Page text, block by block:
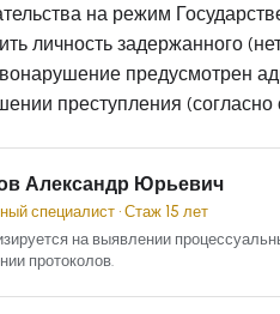
на режим
личность задержанного
предусмотрен
преступления (согласно
Александр Юрьевич
специалист • Стаж 15 лет
на выявлении
протоколов.